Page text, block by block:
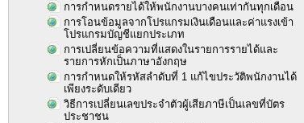
การกำหนดรายได้ให้พนักงานบางคนเท่ากันทุกเดือน
การโอนข้อมูลจากโปรแกรมเงินเดือนและค่าแรงเข้า
โปรแกรมบัญชีแยกประเภท
การเปลี่ยนข้อความที่แสดงในรายการรายได้และ
รายการหักเป็นภาษาอังกฤษ
การกำหนดให้รหัสลำดับที่ 1 แก้ไขประวัติพนักงานได้
เพียงระดับเดียว
วิธีการเปลี่ยนเลขประจำตัวผู้เสียภาษีเป็นเลขที่บัตร
ประชาชน